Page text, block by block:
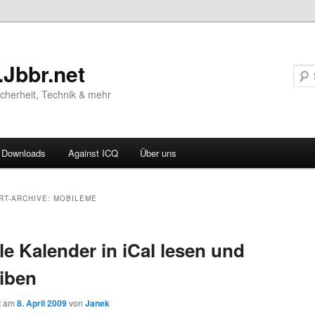
Technik & mehr
Downloads Against ICQ Über uns
ARCHIVE:MOBILEME
Kalender in iCal lesen und
am8. April 2009 vonJanek